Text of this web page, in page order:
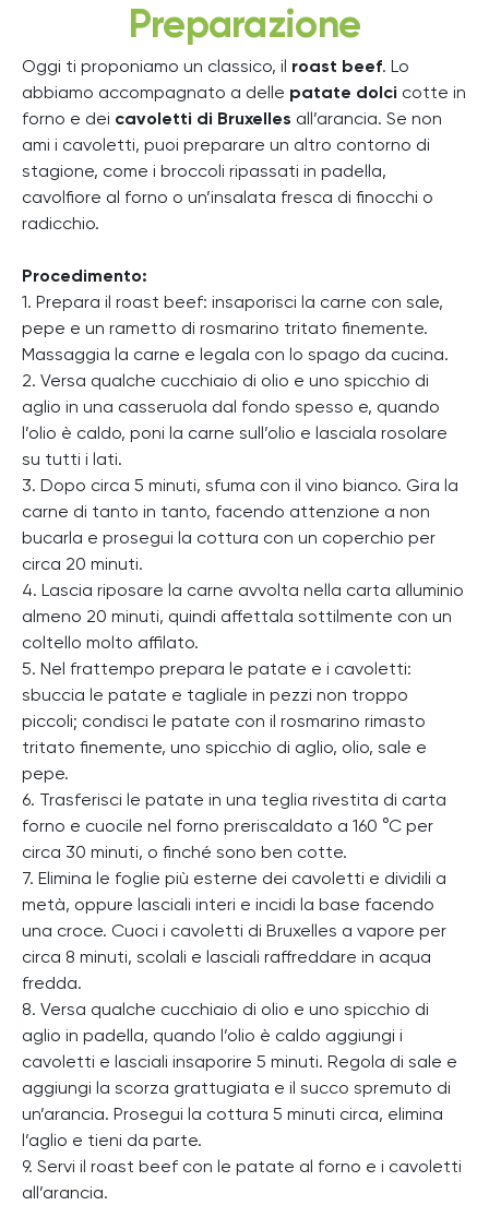
Preparazione
Oggi ti proponiamo un classico, il roast beef. Lo
abbiamo accompagnato a delle patate dolci cotte in
forno e dei cavoletti di Bruxelles all’arancia. Se non
ami i cavoletti, puoi preparare un altro contorno di
stagione, come i broccoli ripassati in padella,
cavolfiore al forno o un’insalata fresca di finocchi o
radicchio.
Procedimento:
1. Prepara il roast beef: insaporisci la carne con sale,
pepe e un rametto di rosmarino tritato finemente.
Massaggia la carne e legala con lo spago da cucina.
2. Versa qualche cucchiaio di olio e uno spicchio di
aglio in una casseruola dal fondo spesso e, quando
l’olio è caldo, poni la carne sull’olio e lasciala rosolare
su tutti i lati.
3. Dopo circa 5 minuti, sfuma con il vino bianco. Gira la
carne di tanto in tanto, facendo attenzione a non
bucarla e prosegui la cottura con un coperchio per
circa 20 minuti.
4. Lascia riposare la carne avvolta nella carta alluminio
almeno 20 minuti, quindi affettala sottilmente con un
coltello molto affilato.
5. Nel frattempo prepara le patate e i cavoletti:
sbuccia le patate e tagliale in pezzi non troppo
piccoli; condisci le patate con il rosmarino rimasto
tritato finemente, uno spicchio di aglio, olio, sale e
pepe.
6. Trasferisci le patate in una teglia rivestita di carta
forno e cuocile nel forno preriscaldato a 160 °C per
circa 30 minuti, o finché sono ben cotte.
7. Elimina le foglie più esterne dei cavoletti e dividili a
metà, oppure lasciali interi e incidi la base facendo
una croce. Cuoci i cavoletti di Bruxelles a vapore per
circa 8 minuti, scolali e lasciali raffreddare in acqua
fredda.
8. Versa qualche cucchiaio di olio e uno spicchio di
aglio in padella, quando l’olio è caldo aggiungi i
cavoletti e lasciali insaporire 5 minuti. Regola di sale e
aggiungi la scorza grattugiata e il succo spremuto di
un’arancia. Prosegui la cottura 5 minuti circa, elimina
l’aglio e tieni da parte.
9. Servi il roast beef con le patate al forno e i cavoletti
all’arancia.